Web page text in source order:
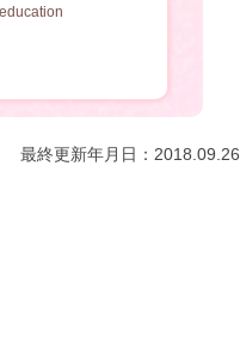
最終更新年月日：2018.09.26